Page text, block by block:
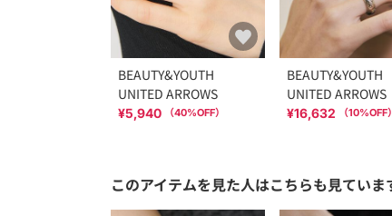
BEAUTY&YOUTH
UNITED ARROWS
¥5,940 （40%OFF）
BEAUTY&YOUTH
UNITED ARROWS
¥16,632 （10%OFF）